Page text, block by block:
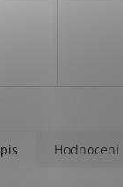
Hodnocení